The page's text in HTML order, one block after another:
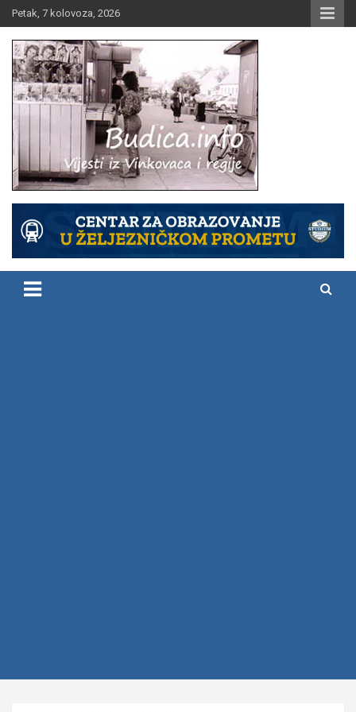
Skip
to
content
Petak, 7 kolovoza, 2026
Budica.info